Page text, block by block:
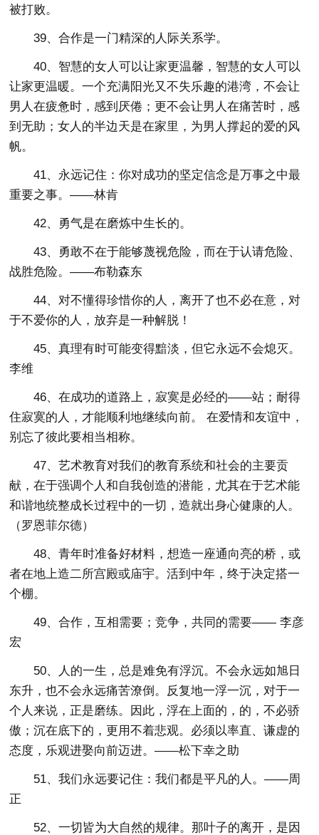
被打败。
39、合作是一门精深的人际关系学。
40、智慧的女人可以让家更温馨，智慧的女人可以
让家更温暖。一个充满阳光又不失乐趣的港湾，不会让
男人在疲惫时，感到厌倦；更不会让男人在痛苦时，感
到无助；女人的半边天是在家里，为男人撑起的爱的风
帆。
41、永远记住：你对成功的坚定信念是万事之中最
重要之事。——林肯
42、勇气是在磨炼中生长的。
43、勇敢不在于能够蔑视危险，而在于认请危险、
战胜危险。——布勒森东
44、对不懂得珍惜你的人，离开了也不必在意，对
于不爱你的人，放弃是一种解脱！
45、真理有时可能变得黯淡，但它永远不会熄灭。
李维
46、在成功的道路上，寂寞是必经的——站；耐得
住寂寞的人，才能顺利地继续向前。 在爱情和友谊中，
别忘了彼此要相当相称。
47、艺术教育对我们的教育系统和社会的主要贡
献，在于强调个人和自我创造的潜能，尤其在于艺术能
和谐地统整成长过程中的一切，造就出身心健康的人。
（罗恩菲尔德）
48、青年时准备好材料，想造一座通向亮的桥，或
者在地上造二所宫殿或庙宇。活到中年，终于决定搭一
个棚。
49、合作，互相需要；竞争，共同的需要—— 李彦
宏
50、人的一生，总是难免有浮沉。不会永远如旭日
东升，也不会永远痛苦潦倒。反复地一浮一沉，对于一
个人来说，正是磨练。因此，浮在上面的，的，不必骄
傲；沉在底下的，更用不着悲观。必须以率直、谦虚的
态度，乐观进娶向前迈进。——松下幸之助
51、我们永远要记住：我们都是平凡的人。——周
正
52、一切皆为大自然的规律。那叶子的离开，是因